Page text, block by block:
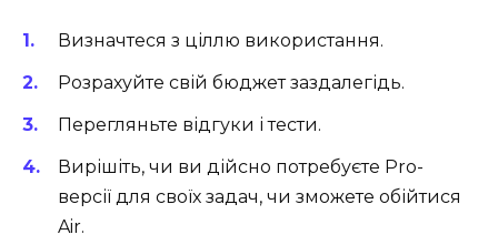
Визначтеся з ціллю використання.
Розрахуйте свій бюджет заздалегідь.
Перегляньте відгуки і тести.
Вирішіть, чи ви дійсно потребуєте Pro-
версії для своїх задач, чи зможете обійтися
Air.